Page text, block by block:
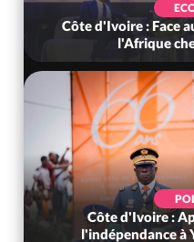
Côte d'Ivoire : Face
l'Afrique
Côte d'Ivoire :
l'indépendance à